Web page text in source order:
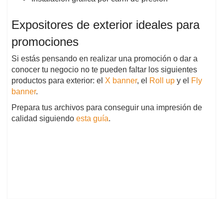
Expositores de exterior ideales para
promociones
Si estás pensando en realizar una promoción o dar a
conocer tu negocio no te pueden faltar los siguientes
productos para exterior: el X banner, el Roll up y el Fly
banner.
Prepara tus archivos para conseguir una impresión de
calidad siguiendo esta guía.